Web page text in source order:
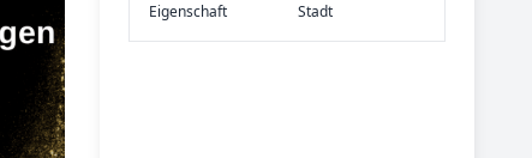
Eigen­schaft Stadt